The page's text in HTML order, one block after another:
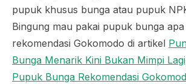
pupuk khusus bunga atau pupuk
Bingung mau pakai pupuk bunga
rekomendasi Gokomodo di artikel
Bunga Menarik Kini Bukan Mimpi
Pupuk Bunga Rekomendasi